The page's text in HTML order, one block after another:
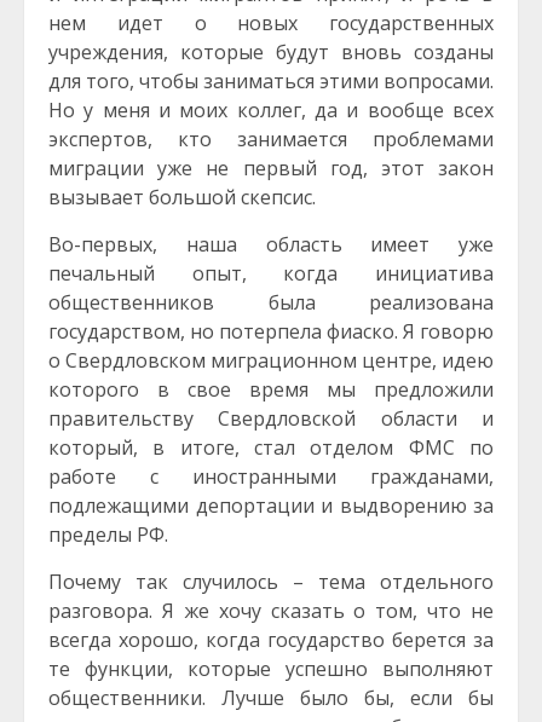
нем идет о новых государственных
учреждения, которые будут вновь созданы
для того, чтобы заниматься этими вопросами.
Но у меня и моих коллег, да и вообще всех
экспертов, кто занимается проблемами
миграции уже не первый год, этот закон
вызывает большой скепсис.
Во-первых, наша область имеет уже
печальный опыт, когда инициатива
общественников была реализована
государством, но потерпела фиаско. Я говорю
о Свердловском миграционном центре, идею
которого в свое время мы предложили
правительству Свердловской области и
который, в итоге, стал отделом ФМС по
работе с иностранными гражданами,
подлежащими депортации и выдворению за
пределы РФ.
Почему так случилось – тема отдельного
разговора. Я же хочу сказать о том, что не
всегда хорошо, когда государство берется за
те функции, которые успешно выполняют
общественники. Лучше было бы, если бы